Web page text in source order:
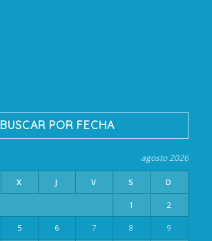
BUSCAR POR FECHA
agosto 2026
X J V S D
1 2
5 6 7 8 9